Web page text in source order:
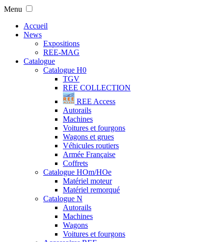
Menu
Accueil
News
Expositions
REE-MAG
Catalogue
Catalogue H0
TGV
REE COLLECTION
REE Access
Autorails
Machines
Voitures et fourgons
Wagons et grues
Véhicules routiers
Armée Française
Coffrets
Catalogue HOm/HOe
Matériel moteur
Matériel remorqué
Catalogue N
Autorails
Machines
Wagons
Voitures et fourgons